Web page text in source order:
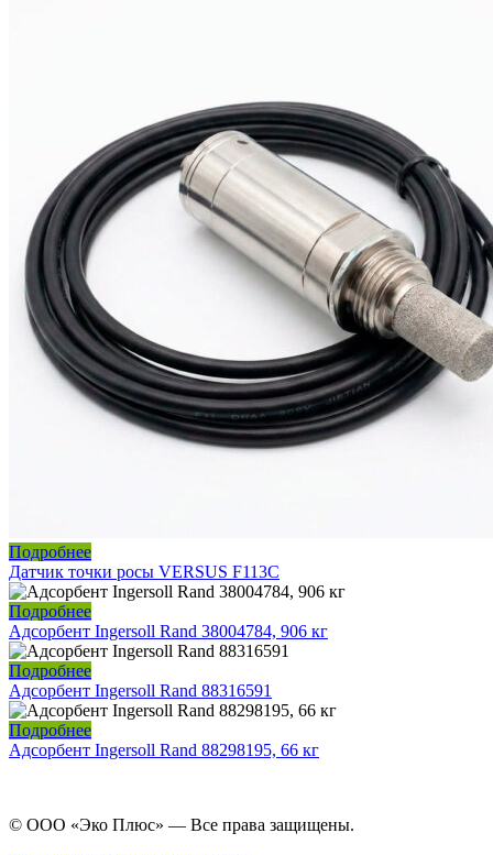
Подробнее
Датчик точки росы VERSUS F113C
Подробнее
Адсорбент Ingersoll Rand 38004784, 906 кг
Подробнее
Адсорбент Ingersoll Rand 88316591
Подробнее
Адсорбент Ingersoll Rand 88298195, 66 кг
© ООО «Эко Плюс» — Все права защищены.